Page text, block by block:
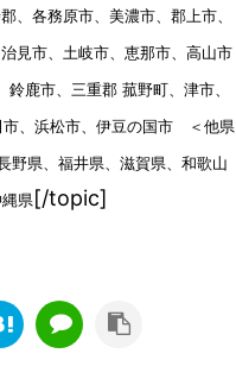
、各務原市、美濃市、郡上市、
見市、土岐市、恵那市、高山市
鹿市、三重郡 菰野町、津市、
、浜松市、伊豆の国市 ＜他県
野県、福井県、滋賀県、和歌山
県[/topic]